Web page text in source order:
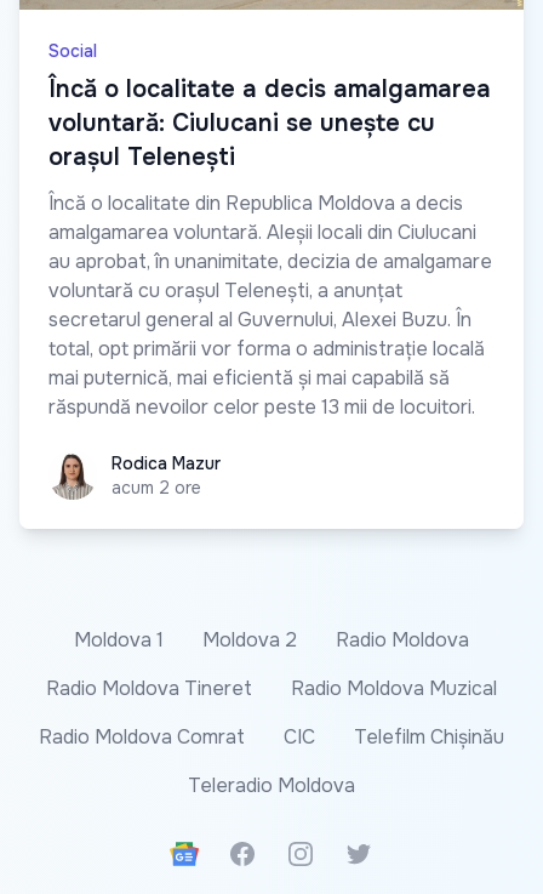
Social
Încă o localitate a decis amalgamarea
voluntară: Ciulucani se unește cu
orașul Telenești
Încă o localitate din Republica Moldova a decis
amalgamarea voluntară. Aleșii locali din Ciulucani
au aprobat, în unanimitate, decizia de amalgamare
voluntară cu orașul Telenești, a anunțat
secretarul general al Guvernului, Alexei Buzu. În
total, opt primării vor forma o administrație locală
mai puternică, mai eficientă și mai capabilă să
răspundă nevoilor celor peste 13 mii de locuitori.
Rodica MazurRodica Mazur
acum 2 ore
Moldova 1 Moldova 2
Radio Moldova
Radio Moldova Tineret
Radio Moldova Muzical
Radio Moldova Comrat
CIC
Telefilm Chișinău
Teleradio Moldova
Google News
FacebookInstagramTwitter